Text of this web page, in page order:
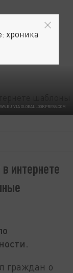
VIA GLOBALLOOKPRESS.COM
интернете
граждан о
хроника